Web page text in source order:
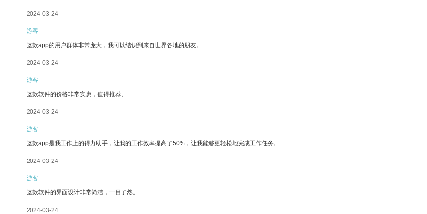
2024-03-24
游客
这款app的用户群体非常庞大，我可以结识到来自世界各地的朋友。
2024-03-24
游客
这款软件的价格非常实惠，值得推荐。
2024-03-24
游客
这款app是我工作上的得力助手，让我的工作效率提高了50%，让我能够更轻松地完成工作任务。
2024-03-24
游客
这款软件的界面设计非常简洁，一目了然。
2024-03-24